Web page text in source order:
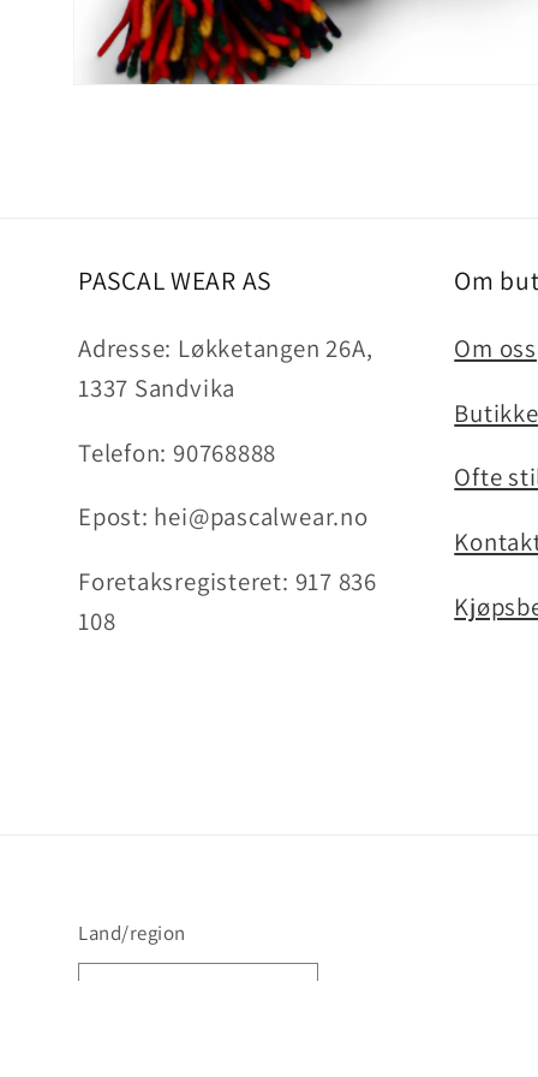
PASCAL WEAR AS
Adresse: Løkketangen 26A,
1337 Sandvika
Telefon: 90768888
Epost: hei@pascalwear.no
Foretaksregisteret: 917 836
108
Om
Om oss
Ofte
Land/region